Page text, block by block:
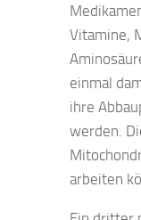
Vitamine,
einmal
ihre
werden.
arbeiten